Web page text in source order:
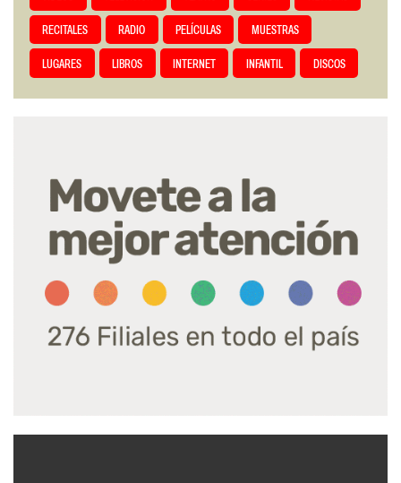
RECITALES RADIO PELÍCULAS MUESTRAS
LUGARES LIBROS INTERNET INFANTIL DISCOS